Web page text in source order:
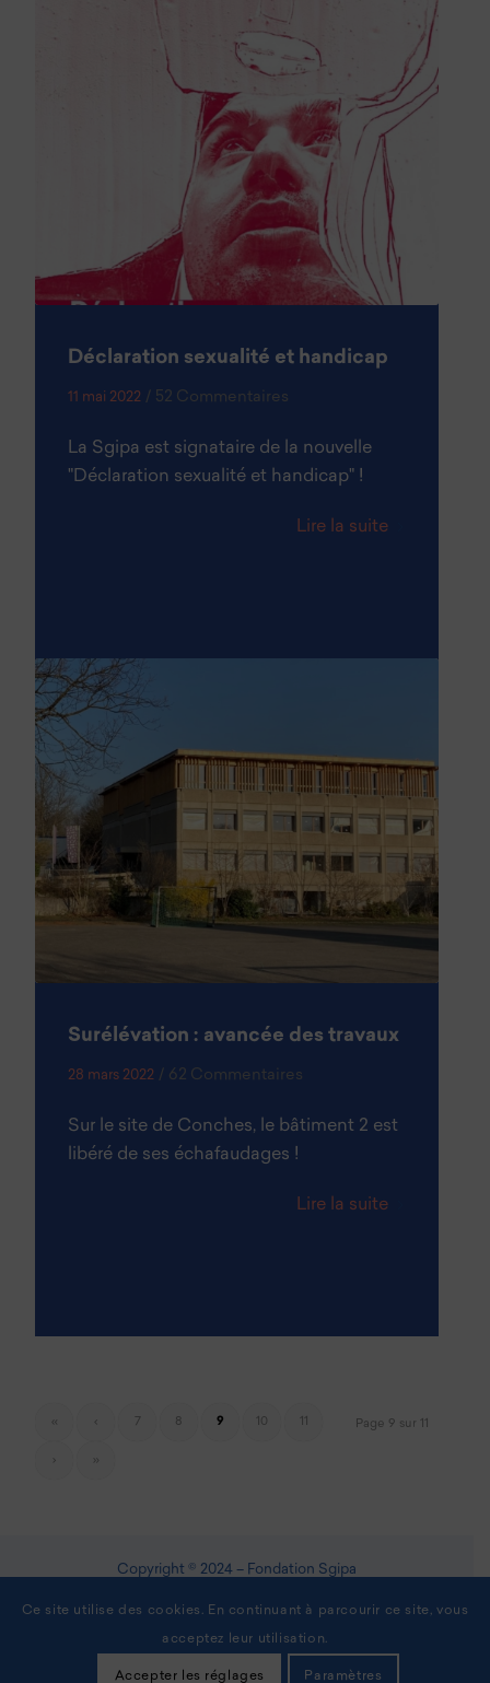
Déclaration sexualité et handicap
11 mai 2022 / 52 Commentaires
La Sgipa est signataire de la nouvelle
"Déclaration sexualité et handicap" !
Lire la suite
Surélévation : avancée des travaux
28 mars 2022 / 62 Commentaires
Sur le site de Conches, le bâtiment 2 est
libéré de ses échafaudages !
Lire la suite
Page 9 sur 11
« ‹ 7 8 9 10
› »
Copyright © 2024 – Fondation Sgipa
Site réalisé par
Web Global
–
Ce site utilise des cookies. En continuant à parcourir ce site, vous
acceptez leur utilisation.
Accepter les réglages Paramètres